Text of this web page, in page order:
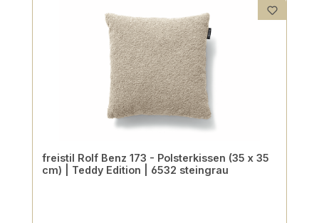
freistil Rolf Benz 173 - Polsterkissen (35 x 35
cm) | Teddy Edition | 6532 steingrau